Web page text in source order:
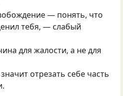
— понять, что
тебя, — слабый
для жалости, а не для
отрезать себе часть